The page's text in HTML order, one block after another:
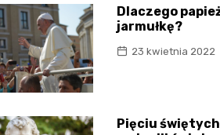
Dlaczego
jarmułkę?
23 kwietnia 2022
Pięciu